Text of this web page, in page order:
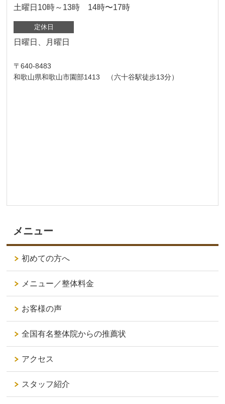
土曜日10時～13時 14時〜17時
定休日
日曜日、月曜日
〒640-8483
和歌山県和歌山市園部1413 （六十谷駅徒歩13分）
メニュー
初めての方へ
メニュー／整体料金
お客様の声
全国有名整体院からの推薦状
アクセス
スタッフ紹介